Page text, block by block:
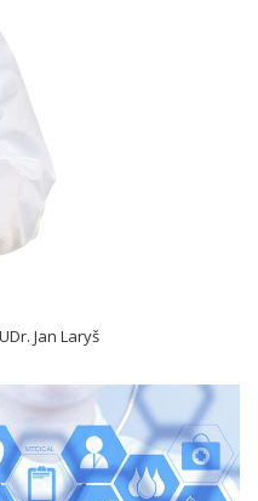
Jan Laryš